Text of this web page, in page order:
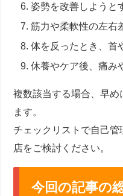
姿勢を改善しようと
筋力や柔軟性の左右
体を反ったとき、首
休養やケア後、痛み
複数該当する場合、早
ます。
チェックリストで自己
店をご検討ください。
今回の記事の